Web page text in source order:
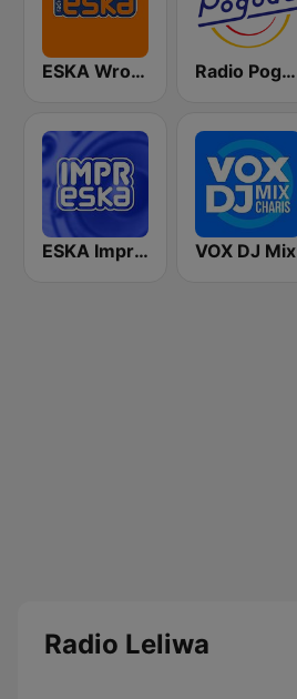
ESKA Wrocław Radio Pogoda
ESKA Impreska VOX DJ Mix
Radio Leliwa